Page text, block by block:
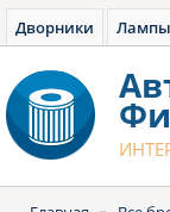
Дворники Лампы